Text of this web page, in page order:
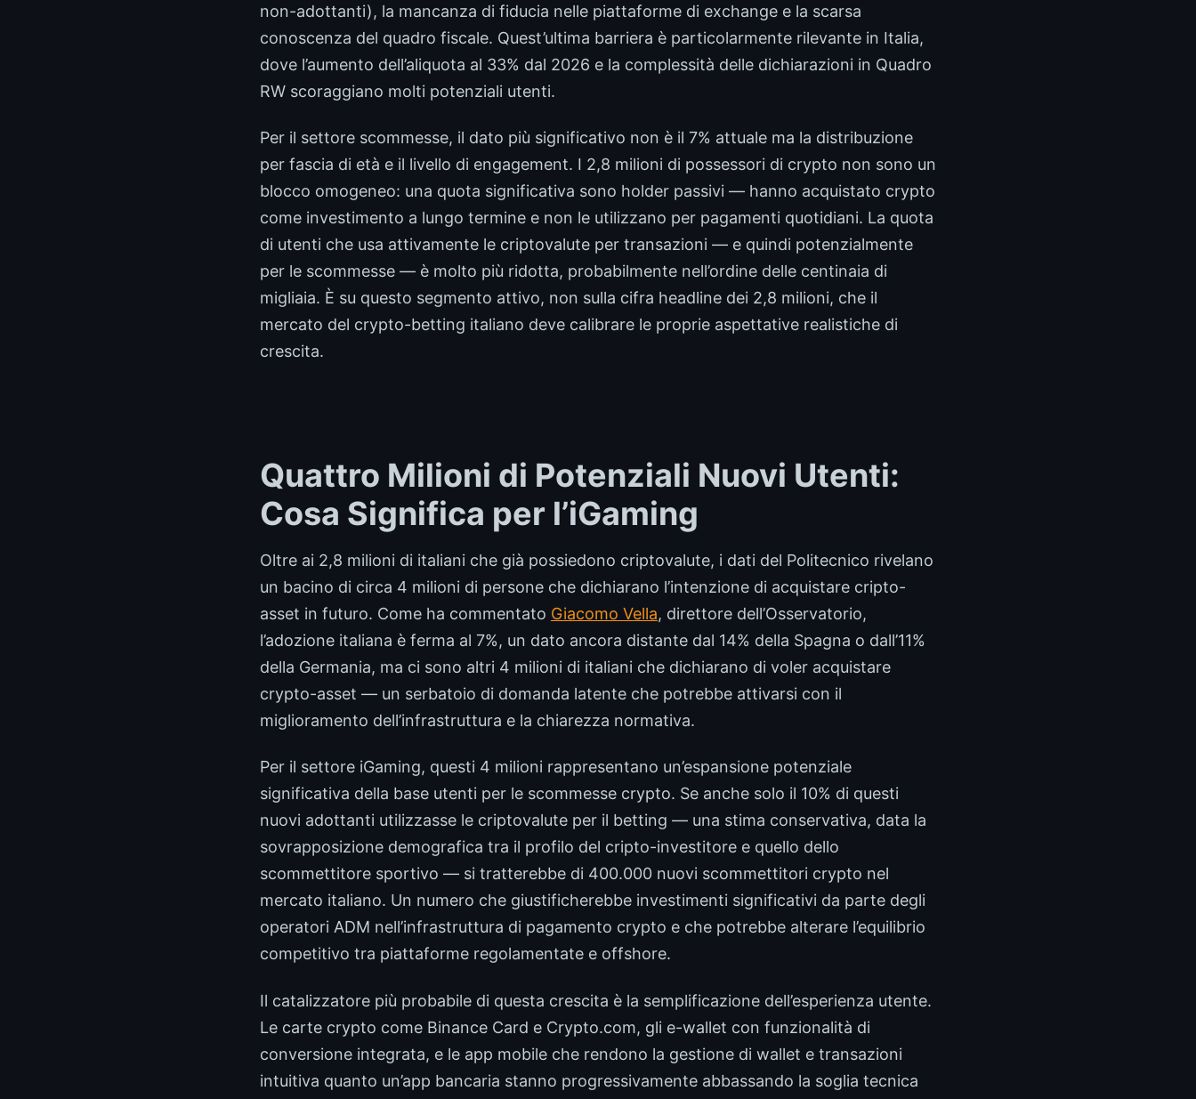
non-adottanti), la mancanza di fiducia nelle piattaforme di exchange e la scarsa
conoscenza del quadro fiscale. Quest’ultima barriera è particolarmente rilevante in Italia,
dove l’aumento dell’aliquota al 33% dal 2026 e la complessità delle dichiarazioni in Quadro
RW scoraggiano molti potenziali utenti.
Per il settore scommesse, il dato più significativo non è il 7% attuale ma la distribuzione
per fascia di età e il livello di engagement. I 2,8 milioni di possessori di crypto non sono un
blocco omogeneo: una quota significativa sono holder passivi — hanno acquistato crypto
come investimento a lungo termine e non le utilizzano per pagamenti quotidiani. La quota
di utenti che usa attivamente le criptovalute per transazioni — e quindi potenzialmente
per le scommesse — è molto più ridotta, probabilmente nell’ordine delle centinaia di
migliaia. È su questo segmento attivo, non sulla cifra headline dei 2,8 milioni, che il
mercato del crypto-betting italiano deve calibrare le proprie aspettative realistiche di
crescita.
Quattro Milioni di Potenziali Nuovi Utenti:
Cosa Significa per l’iGaming
Oltre ai 2,8 milioni di italiani che già possiedono criptovalute, i dati del Politecnico rivelano
un bacino di circa 4 milioni di persone che dichiarano l’intenzione di acquistare cripto-
asset in futuro. Come ha commentato Giacomo Vella, direttore dell’Osservatorio,
l’adozione italiana è ferma al 7%, un dato ancora distante dal 14% della Spagna o dall’11%
della Germania, ma ci sono altri 4 milioni di italiani che dichiarano di voler acquistare
crypto-asset — un serbatoio di domanda latente che potrebbe attivarsi con il
miglioramento dell’infrastruttura e la chiarezza normativa.
Per il settore iGaming, questi 4 milioni rappresentano un’espansione potenziale
significativa della base utenti per le scommesse crypto. Se anche solo il 10% di questi
nuovi adottanti utilizzasse le criptovalute per il betting — una stima conservativa, data la
sovrapposizione demografica tra il profilo del cripto-investitore e quello dello
scommettitore sportivo — si tratterebbe di 400.000 nuovi scommettitori crypto nel
mercato italiano. Un numero che giustificherebbe investimenti significativi da parte degli
operatori ADM nell’infrastruttura di pagamento crypto e che potrebbe alterare l’equilibrio
competitivo tra piattaforme regolamentate e offshore.
Il catalizzatore più probabile di questa crescita è la semplificazione dell’esperienza utente.
Le carte crypto come Binance Card e Crypto.com, gli e-wallet con funzionalità di
conversione integrata, e le app mobile che rendono la gestione di wallet e transazioni
intuitiva quanto un’app bancaria stanno progressivamente abbassando la soglia tecnica